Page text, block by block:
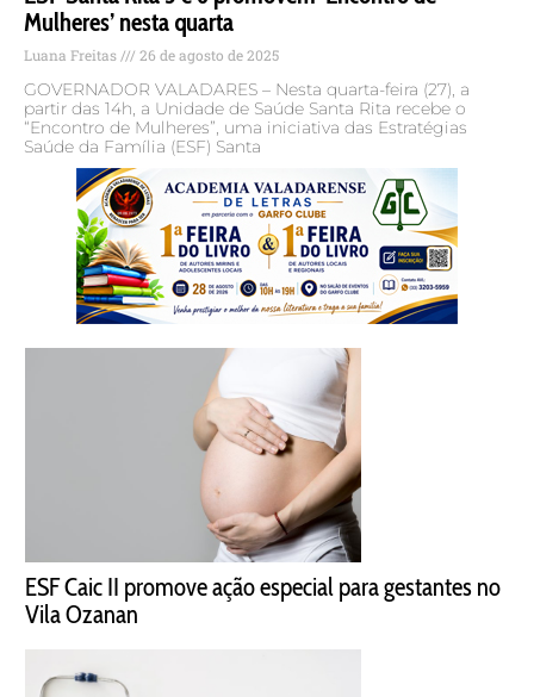
Mulheres’ nesta quarta
Luana Freitas 26 de agosto de 2025
GOVERNADOR VALADARES – Nesta quarta-feira (27), a
partir das 14h, a Unidade de Saúde Santa Rita recebe o
“Encontro de Mulheres”, uma iniciativa das Estratégias
Saúde da Família (ESF) Santa
ESF Caic II promove ação especial para gestantes no
Vila Ozanan